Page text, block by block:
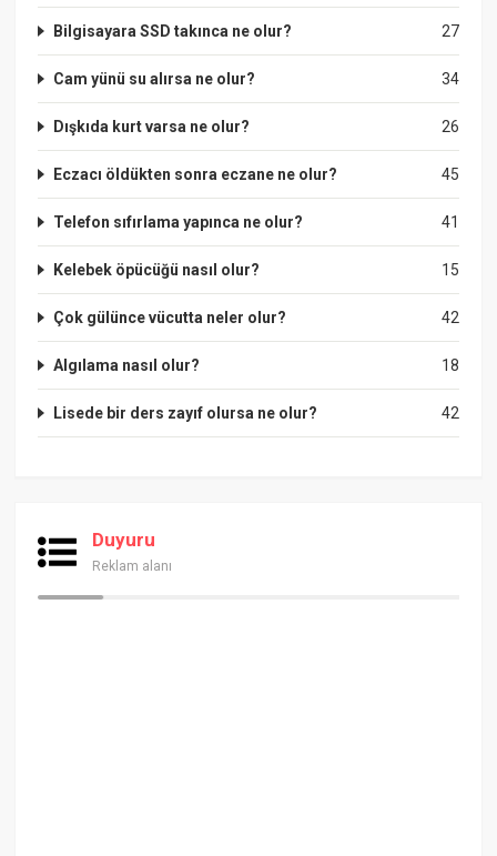
27
Bilgisayara SSD takınca ne olur?
34
Cam yünü su alırsa ne olur?
26
Dışkıda kurt varsa ne olur?
45
Eczacı öldükten sonra eczane ne olur?
41
Telefon sıfırlama yapınca ne olur?
15
Kelebek öpücüğü nasıl olur?
42
Çok gülünce vücutta neler olur?
18
Algılama nasıl olur?
42
Lisede bir ders zayıf olursa ne olur?
Duyuru
Reklam alanı